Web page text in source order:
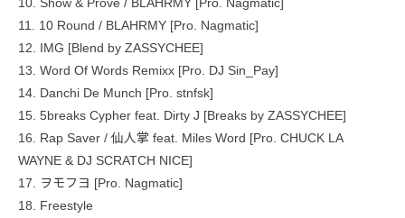
11. 10 Round / BLAHRMY [Pro. Nagmatic]
12. IMG [Blend by ZASSYCHEE]
13. Word Of Words Remixx [Pro. DJ Sin_Pay]
14. Danchi De Munch [Pro. stnfsk]
15. 5breaks Cypher feat. Dirty J [Breaks by ZASSYCHEE]
16. Rap Saver / 仙人掌 feat. Miles Word [Pro. CHUCK LA
WAYNE & DJ SCRATCH NICE]
17. ヲモフヨ [Pro. Nagmatic]
18. Freestyle